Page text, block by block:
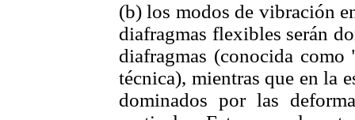
(b) los modos de vibración
diafragmas flexibles serán
diafragmas (conocida
técnica), mientras que en la
dominados por las